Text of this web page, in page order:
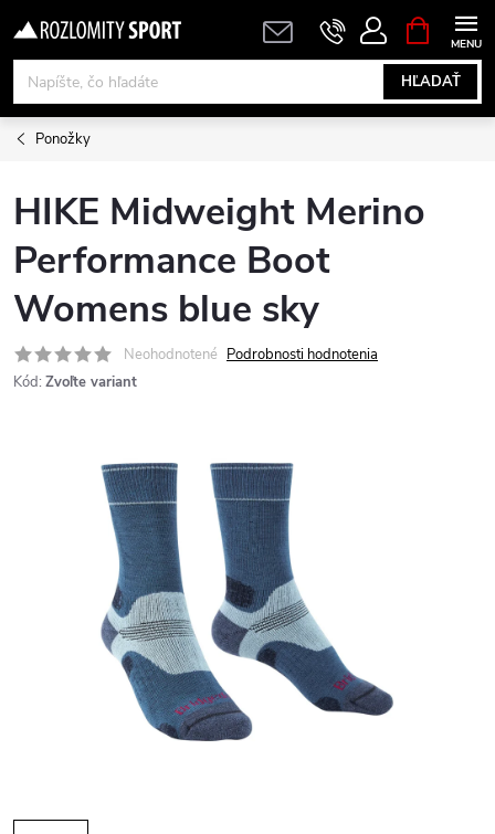
na
obsah
HĽADAŤ
KOŠÍK
Ponožky
HIKE Midweight Merino
Performance Boot
Womens blue sky
Neohodnotené Podrobnosti hodnotenia
Kód: Zvoľte variant